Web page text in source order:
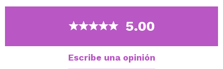
Vegan.
5.00
Escribe una opinión